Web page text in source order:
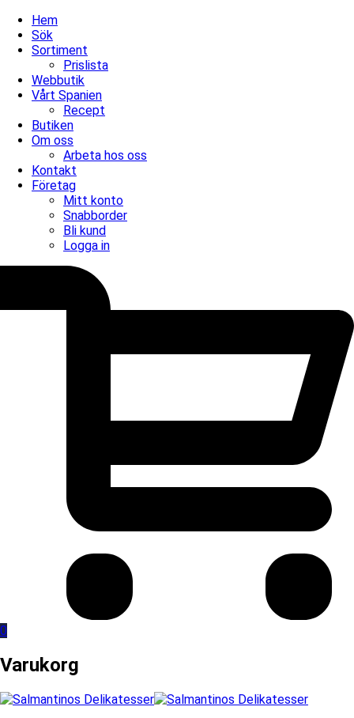
Hem
Sök
Sortiment
Prislista
Webbutik
Vårt Spanien
Recept
Butiken
Om oss
Arbeta hos oss
Kontakt
Företag
Mitt konto
Snabborder
Bli kund
Logga in
0
Varukorg